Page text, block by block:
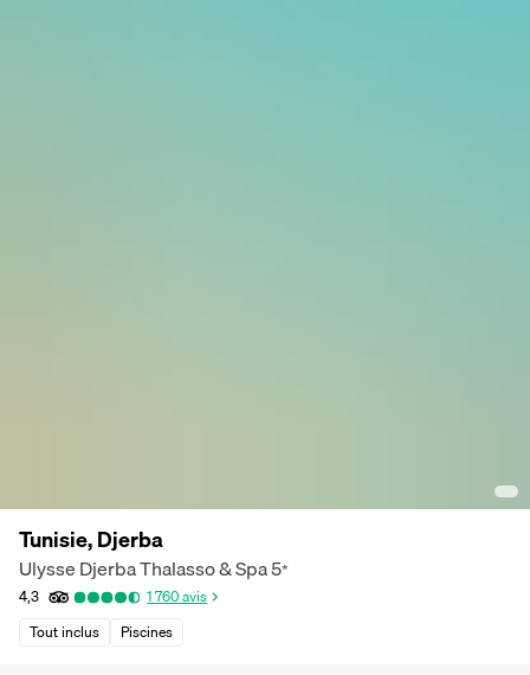
Tunisie, Djerba
Ulysse Djerba Thalasso & Spa5*
4,3 1 760avis
Tout inclus
Piscines